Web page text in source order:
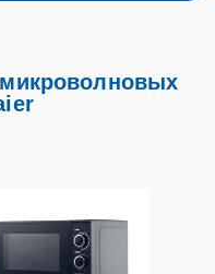
микроволновых